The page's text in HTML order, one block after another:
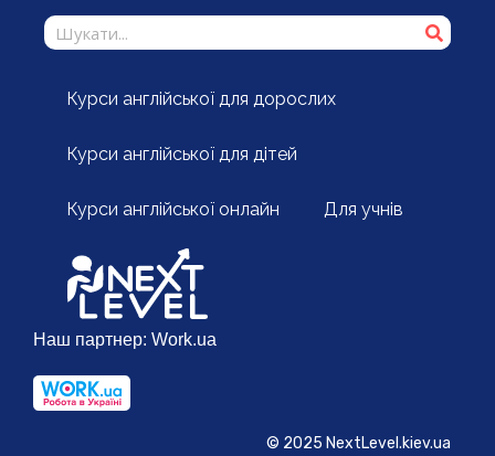
Курси англійської для дорослих
Курси англійської для дітей
Курси англійської онлайн Для учнів
Наш партнер: Work.ua
© 2025 NextLevel.kiev.ua